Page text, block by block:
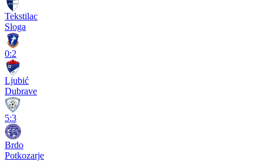
Tekstilac
Sloga
0:2
Ljubić
Dubrave
5:3
Brdo
Potkozarje